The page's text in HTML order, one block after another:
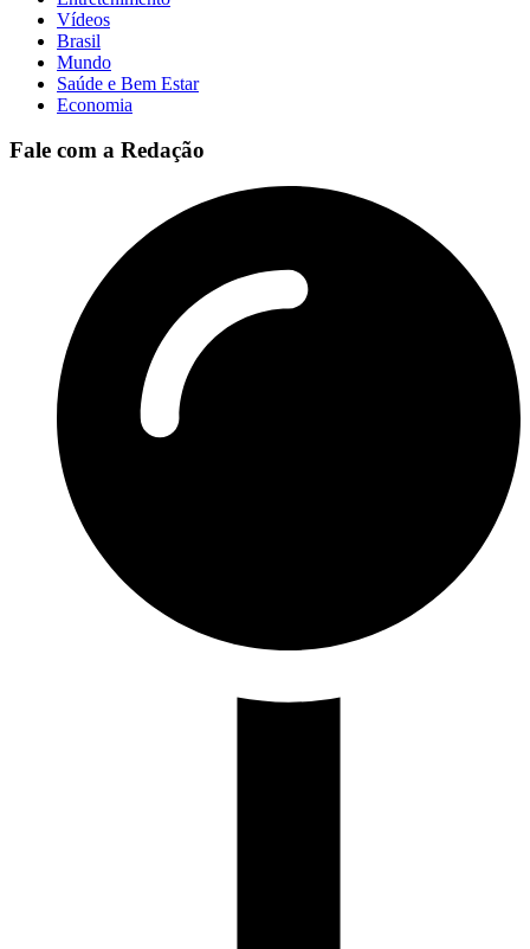
Vídeos
Brasil
Mundo
Saúde e Bem Estar
Economia
Fale com a Redação